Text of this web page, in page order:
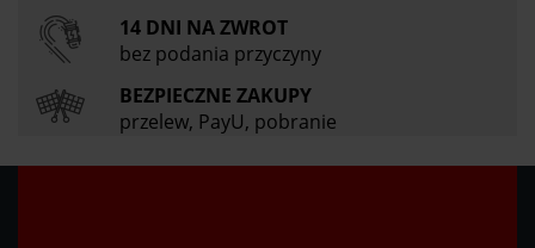
14 DNI NA ZWROT
bez podania przyczyny
BEZPIECZNE ZAKUPY
przelew, PayU, pobranie